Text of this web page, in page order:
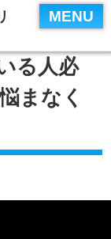
MENU
る人必
まなく